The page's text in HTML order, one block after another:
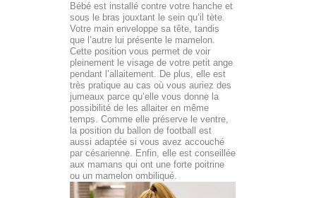
Bébé est installé contre votre hanche et
sous le bras jouxtant le sein qu’il tète.
Votre main enveloppe sa tête, tandis
que l’autre lui présente le mamelon.
Cette position vous permet de voir
pleinement le visage de votre petit ange
pendant l’allaitement. De plus, elle est
très pratique au cas où vous auriez des
jumeaux parce qu’elle vous donne la
possibilité de les allaiter en même
temps. Comme elle préserve le ventre,
la position du ballon de football est
aussi adaptée si vous avez accouché
par césarienne. Enfin, elle est conseillée
aux mamans qui ont une forte poitrine
ou un mamelon ombiliqué.